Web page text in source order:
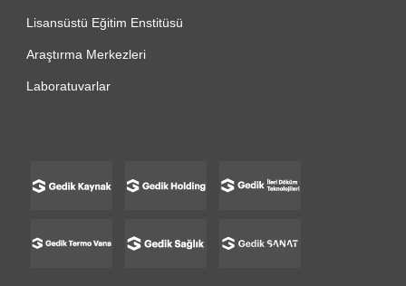
Lisansüstü Eğitim Enstitüsü
Araştırma Merkezleri
Laboratuvarlar